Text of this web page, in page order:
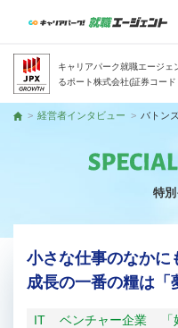
キャリアパーク就職エージ
るポート株式会社(証券コー
トップ
経営者インタビュー バトン
特
小さな仕事のなかに
成長の一番の糧は「
IT ベンチャー企業